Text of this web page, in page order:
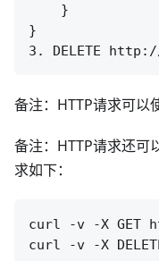
    }
}
备注：HTTP请求可以
备注：HTTP请求还可
求如下：
curl -v -X GET